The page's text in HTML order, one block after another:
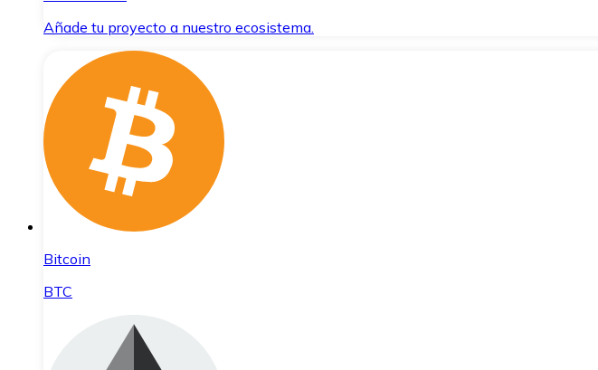
Añade tu proyecto a nuestro ecosistema.
Bitcoin
BTC